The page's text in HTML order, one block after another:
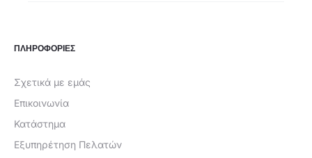
ΠΛΗΡΟΦΟΡΙΕΣ
Σχετικά με εμάς
Επικοινωνία
Κατάστημα
Εξυπηρέτηση Πελατών